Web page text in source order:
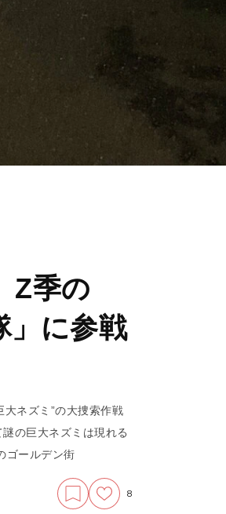
Z季の
」に参戦
ネズミ”の大捜索作戦
の巨大ネズミは現れる
ゴールデン街
8